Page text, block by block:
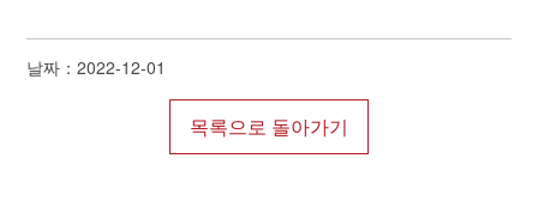
날짜：2022-12-01